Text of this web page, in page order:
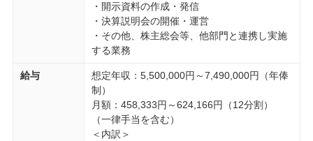
・開示資料の作成・発信
・決算説明会の開催・運営
・その他、株主総会等、他部門と連携し実施
する業務
給与
想定年収：5,500,000円～7,490,000円（年俸
制）
月額：458,333円～624,166円（12分割）
（一律手当を含む）
＜内訳＞